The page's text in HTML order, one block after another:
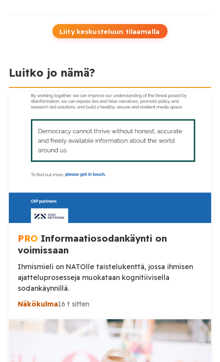
Liity keskusteluun tilaamalla
Luitko jo nämä?
PRO Informaatiosodankäynti on
voimissaan
Ihmismieli on NATOlle taistelukenttä, jossa ihmisen
ajatteluprosesseja muokataan kognitiivisella
sodankäynnillä.
Näkökulma16 t sitten